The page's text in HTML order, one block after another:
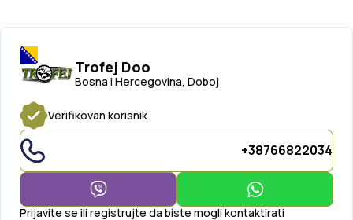
Trofej Doo
Bosna i Hercegovina, Doboj
Verifikovan korisnik
+38766822034
Prijavite se ili registrujte da biste mogli kontaktirati